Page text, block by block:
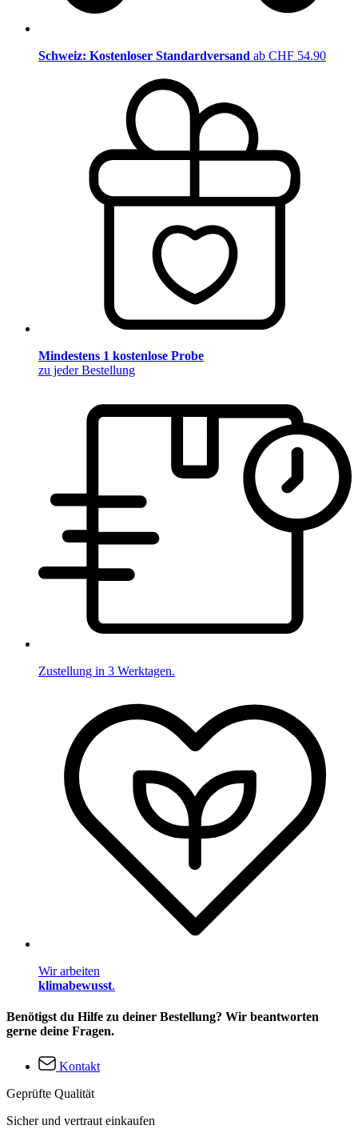
Schweiz: Kostenloser Standardversand ab CHF 54.90
Mindestens 1 kostenlose Probe
zu jeder Bestellung
Zustellung in 3 Werktagen.
Wir arbeiten
klimabewusst.
Benötigst du Hilfe zu deiner Bestellung? Wir beantworten
gerne deine Fragen.
Kontakt
Geprüfte Qualität
Sicher und vertraut einkaufen